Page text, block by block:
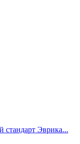
стандарт Эврика...